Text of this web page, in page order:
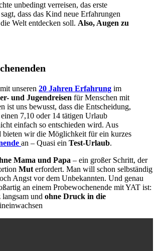
unbedingt verreisen, das erste
dass das Kind neue Erfahrungen
Welt entdecken soll. Also, Augen zu
unseren 20 Jahren Erfahrung im
und Jugendreisen für Menschen mit
ist uns bewusst, dass die Entscheidung,
7,10 oder 14 tätigen Urlaub
einfach so entschieden wird. Aus
bieten wir die Möglichkeit für ein kurzes
an – Quasi ein Test-Urlaub.
Mama und Papa – ein großer Schritt, der
Mut erfordert. Man will schon selbständig
Angst vor dem Unbekannten. Und genau
an einem Probewochenende mit YAT ist:
und ohne Druck in die